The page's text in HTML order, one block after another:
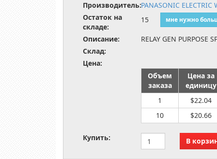
Производитель:PANASONIC ELECTRIC
Остаток на
складе:
15 мне нужно
Описание:
RELAY GEN PURPOSE
Склад:
Цена:
Объем
заказа
Цена за
единицу
1
$22.04
10
$20.66
Купить: